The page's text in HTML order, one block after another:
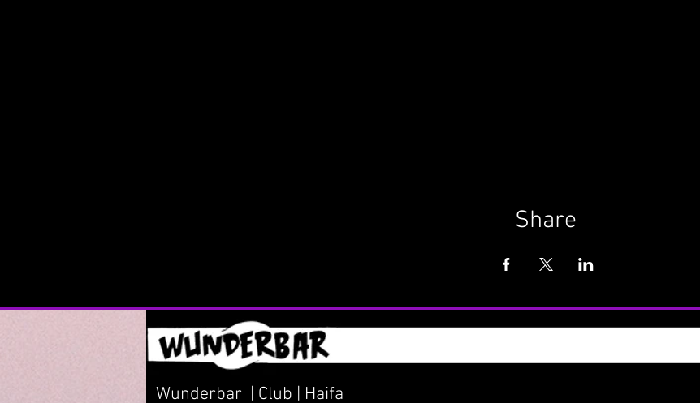
Share
Wunderbar | Club | Haifa